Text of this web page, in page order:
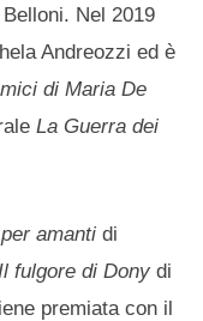
Nel 2019
Andreozzi ed è
di Maria De
La Guerra dei
amanti di
Il fulgore di Dony di
premiata con il